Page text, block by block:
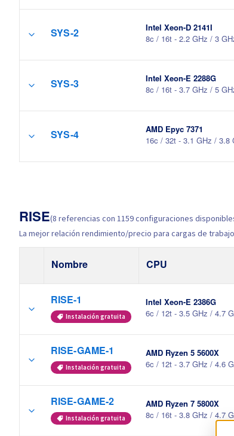
SYS-2
Intel Xeon-D 2141I
8c / 16t - 2.2 GHz / 3
SYS-3
Intel Xeon-E 2288G
8c / 16t - 3.7 GHz / 5
SYS-4
AMD Epyc 7371
16c / 32t - 3.1 GHz / 3.8
RISE(8 referencias con 1159 configuraciones
La mejor relación rendimiento/precio para cargas de
Nombre CPU
RISE-1
Instalación gratuita
Intel Xeon-E 2386G
6c / 12t - 3.5 GHz / 4.7
RISE-GAME-1
Instalación gratuita
AMD Ryzen 5 5600X
6c / 12t - 3.7 GHz / 4.6
RISE-GAME-2
Instalación gratuita
AMD Ryzen 7 5800X
8c / 16t - 3.8 GHz / 4.7